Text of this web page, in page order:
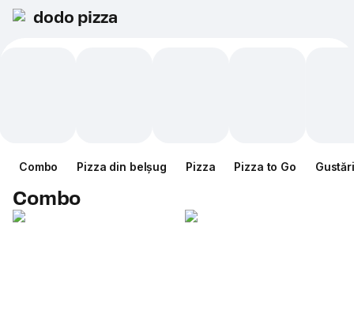
dodo pizza
Combo Pizza din belșug Pizza Pizza to Go Gustări
Combo